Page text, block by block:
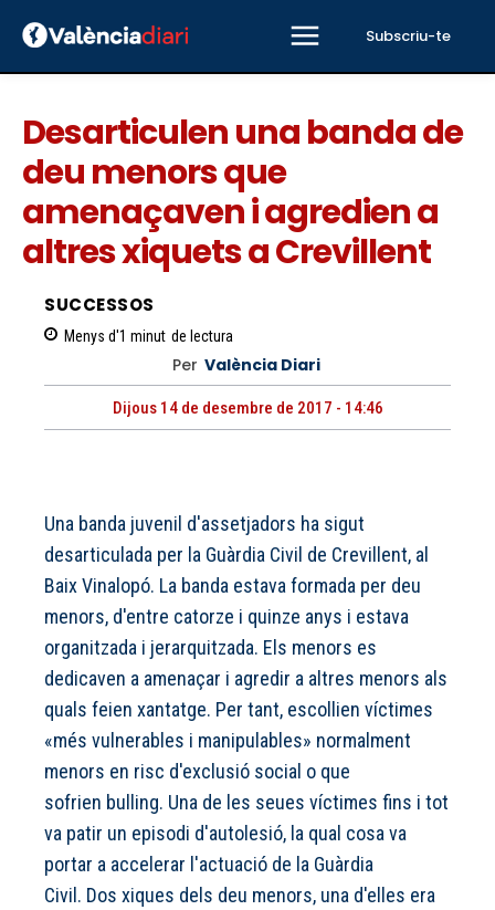
Subscriu-te
Desarticulen una banda de
deu menors que
amenaçaven i agredien a
altres xiquets a Crevillent
SUCCESSOS
Menys d'1 minut de lectura
Per València Diari
Dijous 14 de desembre de 2017 - 14:46
Una banda juvenil d'assetjadors ha sigut
desarticulada per la Guàrdia Civil de Crevillent, al
Baix Vinalopó. La banda estava formada per deu
menors, d'entre catorze i quinze anys i estava
organitzada i jerarquitzada. Els menors es
dedicaven a amenaçar i agredir a altres menors als
quals feien xantatge. Per tant, escollien víctimes
«més vulnerables i manipulables» normalment
menors en risc d'exclusió social o que
sofrien bulling. Una de les seues víctimes fins i tot
va patir un episodi d'autolesió, la qual cosa va
portar a accelerar l'actuació de la Guàrdia
Civil. Dos xiques dels deu menors, una d'elles era